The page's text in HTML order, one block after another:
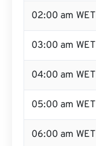
02:00 am WET
03:00 am WET
04:00 am WET
05:00 am WET
06:00 am WET